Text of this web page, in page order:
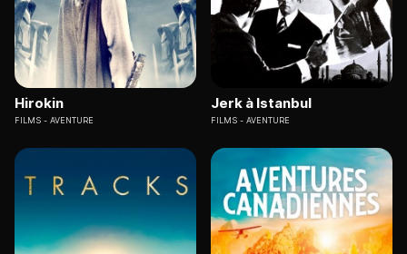
Hirokin
FILMS AVENTURE
Jerk à Istanbul
FILMS AVENTURE